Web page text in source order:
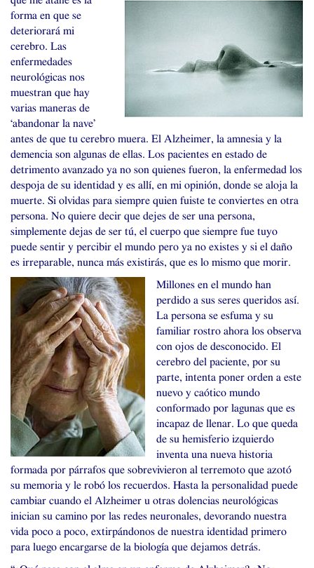
forma en que se
deteriorará mi
cerebro. Las
enfermedades
neurológicas nos
muestran que hay
varias maneras de
‘abandonar la nave’
antes de que tu cerebro muera. El Alzheimer, la amnesia y la
demencia son algunas de ellas. Los pacientes en estado de
detrimento avanzado ya no son quienes fueron, la enfermedad los
despoja de su identidad y es allí, en mi opinión, donde se aloja la
muerte. Si olvidas para siempre quien fuiste te conviertes en otra
persona. No quiere decir que dejes de ser una persona,
simplemente dejas de ser tú, el cuerpo que siempre fue tuyo
puede sentir y percibir el mundo pero ya no existes y si el daño
es irreparable, nunca más existirás, que es lo mismo que morir.
Millones en el mundo han
perdido a sus seres queridos así.
La persona se esfuma y su
familiar rostro ahora los observa
con ojos de desconocido. El
cerebro del paciente, por su
parte, intenta poner orden a este
nuevo y caótico mundo
conformado por lagunas que es
incapaz de llenar. Lo que queda
de su hemisferio izquierdo
inventa una nueva historia
formada por párrafos que sobrevivieron al terremoto que azotó
su memoria y le robó los recuerdos. Hasta la personalidad puede
cambiar cuando el Alzheimer u otras dolencias neurológicas
inician su camino por las redes neuronales, devorando nuestra
vida poco a poco, extirpándonos de nuestra identidad primero
para luego encargarse de la biología que dejamos detrás.